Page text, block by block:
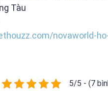
Tàu
novaworld-
5/5 - (7